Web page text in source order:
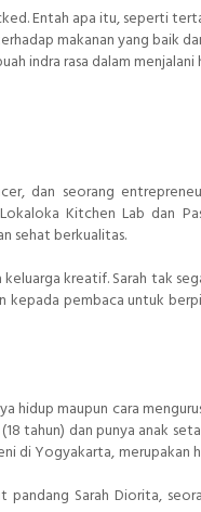
Entah apa itu, seperti
makanan yang baik
indra rasa dalam menjalani
dan seorang
Kitchen Lab dan
sehat berkualitas.
kreatif. Sarah tak
kepada pembaca untuk
maupun cara
tahun) dan punya anak
di Yogyakarta, merupakan
Sarah Diorita,